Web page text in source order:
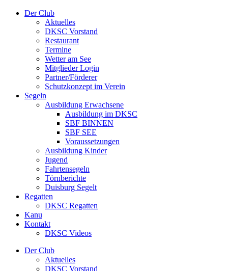
Der Club
Aktuelles
DKSC Vorstand
Restaurant
Termine
Wetter am See
Mitglieder Login
Partner/Förderer
Schutzkonzept im Verein
Segeln
Ausbildung Erwachsene
Ausbildung im DKSC
SBF BINNEN
SBF SEE
Voraussetzungen
Ausbildung Kinder
Jugend
Fahrtensegeln
Törnberichte
Duisburg Segelt
Regatten
DKSC Regatten
Kanu
Kontakt
DKSC Videos
Der Club
Aktuelles
DKSC Vorstand